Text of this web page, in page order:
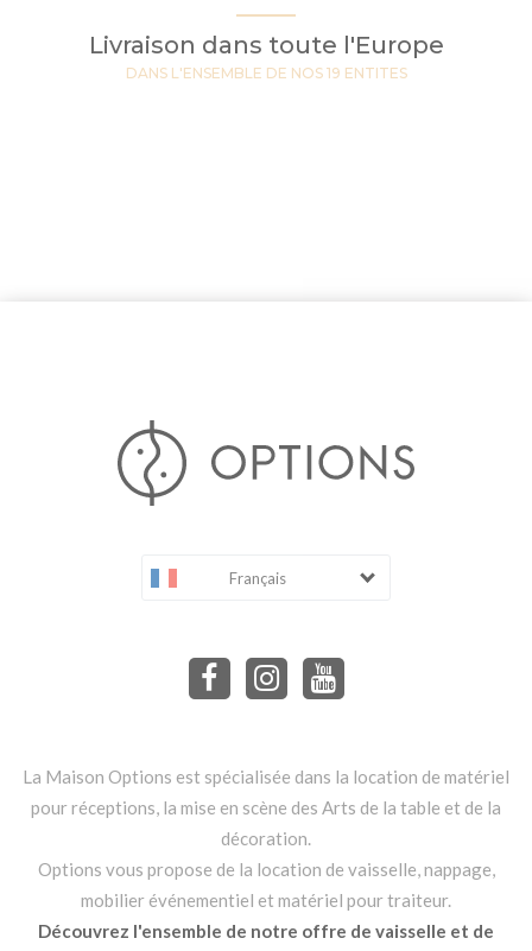
Livraison dans toute l'Europe
DANS L'ENSEMBLE DE NOS 19 ENTITES
Français
La Maison Options est spécialisée dans la location de matériel
pour réceptions, la mise en scène des Arts de la table et de la
décoration.
Options vous propose de la location de vaisselle, nappage,
mobilier événementiel et matériel pour traiteur.
Découvrez l'ensemble de notre offre de vaisselle et de